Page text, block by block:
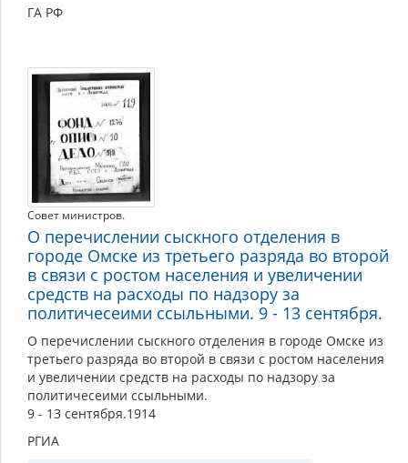
ГА РФ
Совет министров.
О перечислении сыскного отделения в
городе Омске из третьего разряда во второй
в связи с ростом населения и увеличении
средств на расходы по надзору за
политичесеими ссыльными. 9 - 13 сентября.
О перечислении сыскного отделения в городе Омске из
третьего разряда во второй в связи с ростом населения
и увеличении средств на расходы по надзору за
политичесеими ссыльными.
9 - 13 сентября.1914
РГИА